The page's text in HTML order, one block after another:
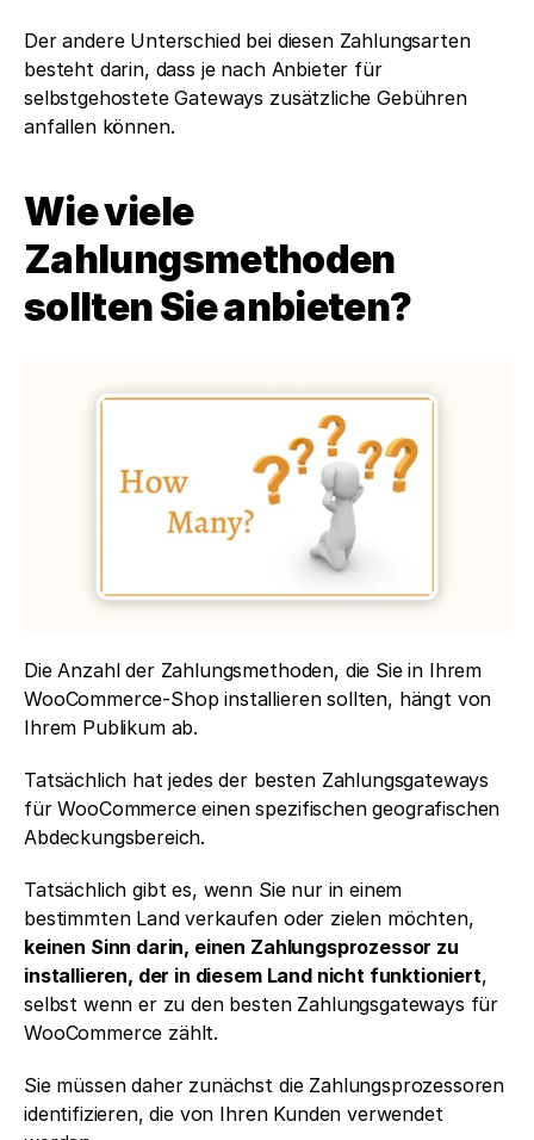
Der andere Unterschied bei diesen Zahlungsarten
besteht darin, dass je nach Anbieter für
selbstgehostete Gateways zusätzliche Gebühren
anfallen können.
Wie viele
Zahlungsmethoden
sollten Sie anbieten?
Die Anzahl der Zahlungsmethoden, die Sie in Ihrem
WooCommerce-Shop installieren sollten, hängt von
Ihrem Publikum ab.
Tatsächlich hat jedes der besten Zahlungsgateways
für WooCommerce einen spezifischen geografischen
Abdeckungsbereich.
Tatsächlich gibt es, wenn Sie nur in einem
keinen Sinn darin, einen Zahlungsprozessor zu
installieren, der in diesem Land nicht funktioniert,
selbst wenn er zu den besten Zahlungsgateways für
WooCommerce zählt.
Sie müssen daher zunächst die Zahlungsprozessoren
identifizieren, die von Ihren Kunden verwendet